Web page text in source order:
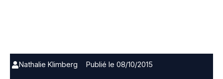
Nathalie Klimberg Publié le 08/10/2015